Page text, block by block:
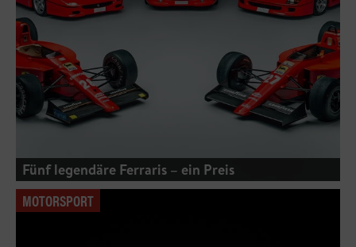
Fünf legendäre Ferraris – ein Preis
MOTORSPORT